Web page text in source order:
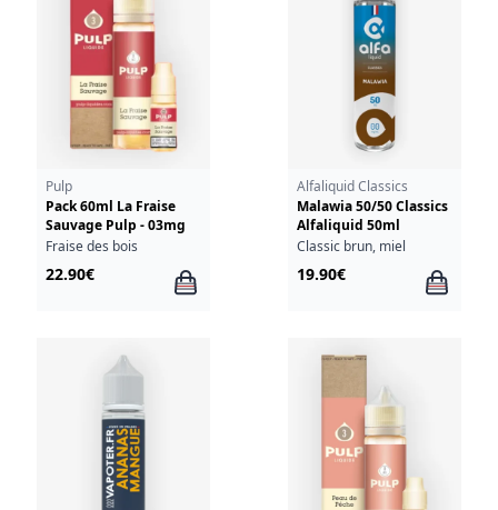
Pulp
Pack 60ml La Fraise
Sauvage Pulp - 03mg
Fraise des bois
22.90€
Alfaliquid Classics
Malawia 50/50 Classics
Alfaliquid 50ml
Classic brun, miel
19.90€